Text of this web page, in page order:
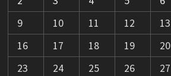
9
10 11 12 13
16
17 18 19 20
23
24 25 26 27